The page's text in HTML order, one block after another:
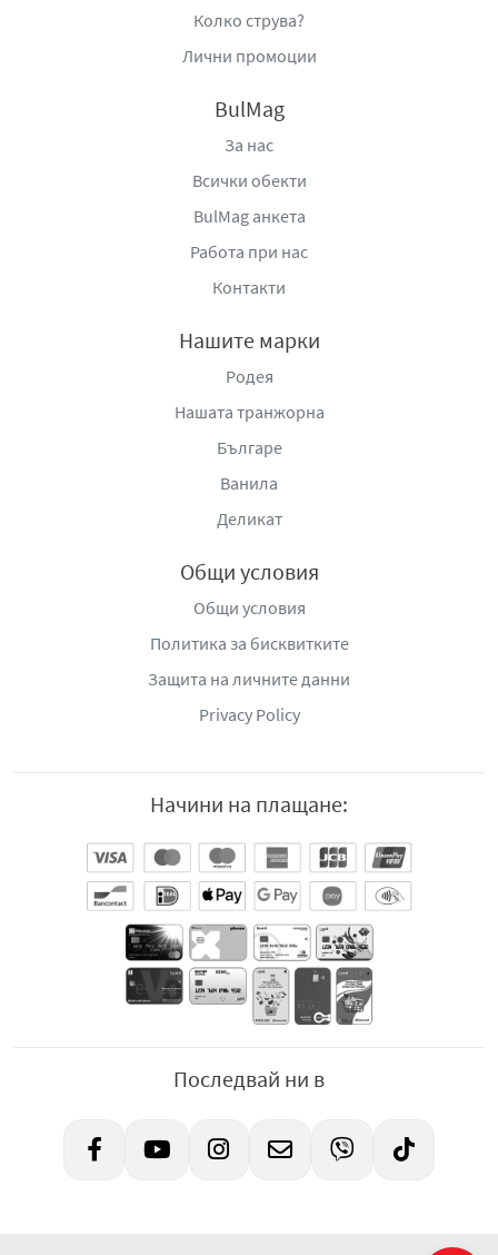
Колко струва?
Лични промоции
BulMag
За нас
Всички обекти
BulMag анкета
Работа при нас
Контакти
Нашите марки
Родея
Нашата транжорна
Българе
Ванила
Деликат
Общи условия
Общи условия
Политика за бисквитките
Защита на личните данни
Privacy Policy
Начини на плащане:
Последвай ни в